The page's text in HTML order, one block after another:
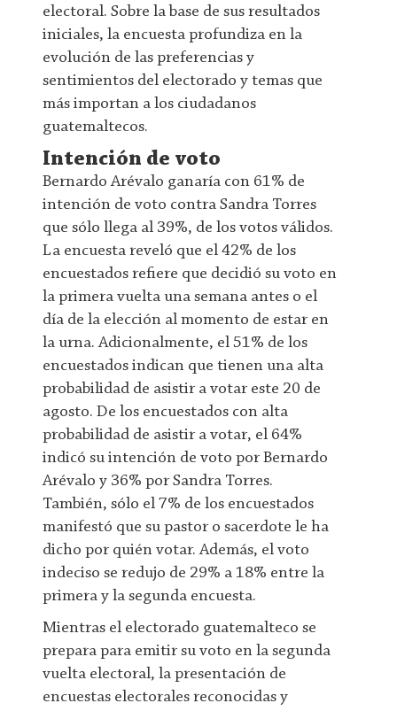
electoral. Sobre la base de sus resultados
iniciales, la encuesta profundiza en la
evolución de las preferencias y
sentimientos del electorado y temas que
más importan a los ciudadanos
guatemaltecos.
Intención de voto
Bernardo Arévalo ganaría con 61% de
intención de voto contra Sandra Torres
que sólo llega al 39%, de los votos válidos.
La encuesta reveló que el 42% de los
encuestados refiere que decidió su voto en
la primera vuelta una semana antes o el
día de la elección al momento de estar en
la urna. Adicionalmente, el 51% de los
encuestados indican que tienen una alta
probabilidad de asistir a votar este 20 de
agosto. De los encuestados con alta
probabilidad de asistir a votar, el 64%
indicó su intención de voto por Bernardo
Arévalo y 36% por Sandra Torres.
También, sólo el 7% de los encuestados
manifestó que su pastor o sacerdote le ha
dicho por quién votar. Además, el voto
indeciso se redujo de 29% a 18% entre la
primera y la segunda encuesta.
Mientras el electorado guatemalteco se
prepara para emitir su voto en la segunda
vuelta electoral, la presentación de
encuestas electorales reconocidas y